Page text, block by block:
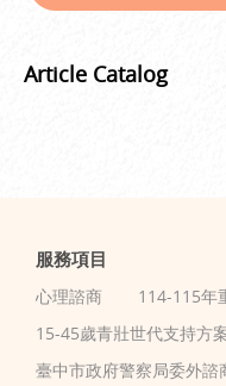
Article Catalog
服務項目
心理諮商
114-115年
15-45歲青壯世代支持方
臺中市政府警察局委外諮